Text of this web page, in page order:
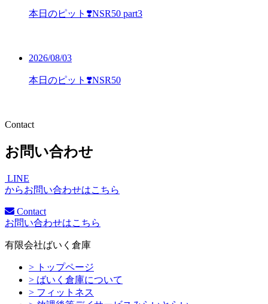
本日のピット❣️NSR50 part3
2026/08/03
本日のピット❣️NSR50
お問い合わせ
LINE
からお問い合わせはこちら
Contact
お問い合わせはこちら
有限会社ばいく倉庫
> トップページ
> ばいく倉庫について
> フィットネス